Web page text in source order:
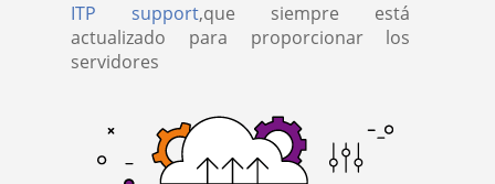
ITP support,que siempre está
actualizado para proporcionar los
servidores